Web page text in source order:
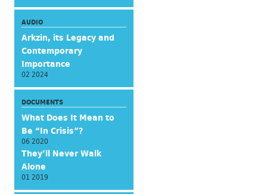
AUDIO
Arkzin, its Legacy and
Contemporary
Importance
02 2024
DOCUMENTS
What Does It Mean to
Be “In Crisis”?
06 2020
They’ll Never Walk
Alone
01 2019